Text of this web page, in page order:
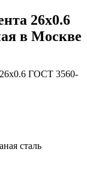
26x0.6
в Москве
сталь